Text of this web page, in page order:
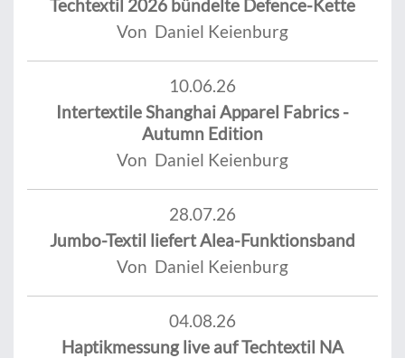
Techtextil 2026 bündelte Defence-Kette
Von Daniel Keienburg
10.06.26
Intertextile Shanghai Apparel Fabrics -
Autumn Edition
Von Daniel Keienburg
28.07.26
Jumbo-Textil liefert Alea-Funktionsband
Von Daniel Keienburg
04.08.26
Haptikmessung live auf Techtextil NA